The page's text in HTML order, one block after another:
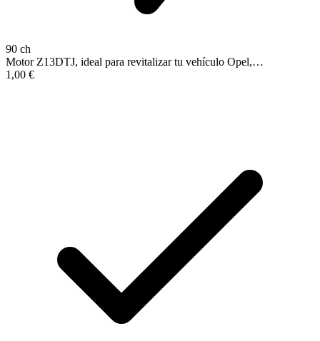
90 ch
Motor Z13DTJ, ideal para revitalizar tu vehículo Opel,…
1,00 €